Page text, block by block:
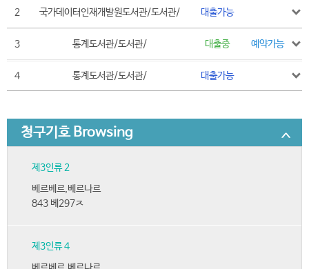
2 국가데이터인재개발원도서관/도서관/ 대출가능
3 통계도서관/도서관/ 대출중 예약가능
4 통계도서관/도서관/ 대출가능
청구기호 Browsing
제3인류 2
베르베르,베르나르
843 베297ㅈ
제3인류 4